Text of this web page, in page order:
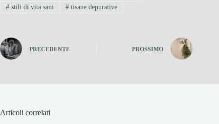
#stili di vita sani #tisane depurative
PRECEDENTE PROSSIMO
Articoli correlati